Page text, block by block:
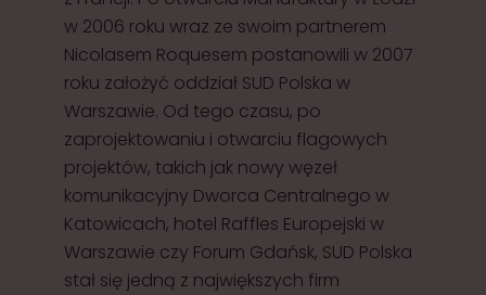
w 2006 roku wraz ze swoim partnerem
Nicolasem Roquesem postanowili w 2007
roku założyć oddział SUD Polska w
Warszawie. Od tego czasu, po
zaprojektowaniu i otwarciu flagowych
projektów, takich jak nowy węzeł
komunikacyjny Dworca Centralnego w
Katowicach, hotel Raffles Europejski w
Warszawie czy Forum Gdańsk, SUD Polska
stał się jedną z największych firm